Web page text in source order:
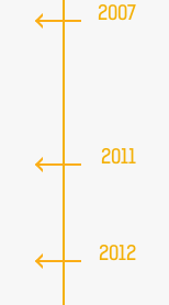
2007
2011
2012